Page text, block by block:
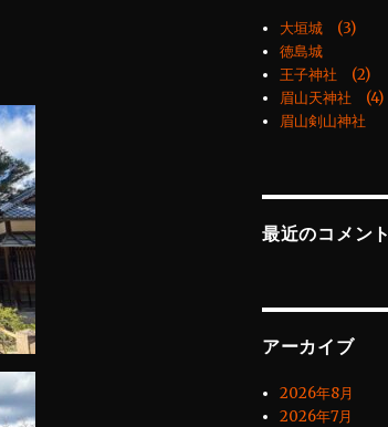
大垣城 (3)
徳島城
王子神社 (2)
眉山天神社 (4)
眉山剣山神社
最近のコメント
アーカイブ
2026年8月
2026年7月